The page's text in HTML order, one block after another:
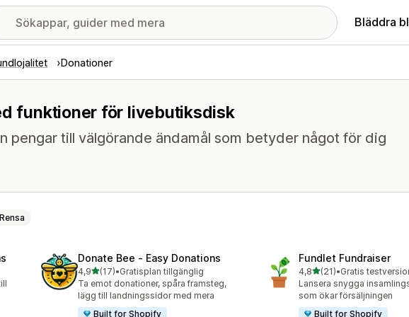
Bläddra
Donationer
funktioner för livebutiksdisk
pengar till välgörande ändamål som betyder något för dig
Rensa
Donate Bee ‑ Easy Donations
4,9av 5 stjärnor
(17)
17 recensioner totalt
•Gratisplan tillgänglig
Ta emot donationer, spåra framsteg,
lägg till landningssidor med mera
Built for Shopify
Fundlet Fundraiser
4,8av 5 stjärnor
(21)
21 recensioner totalt
•Gratis
Lansera snygga
som ökar försäljningen
Built for Shopify